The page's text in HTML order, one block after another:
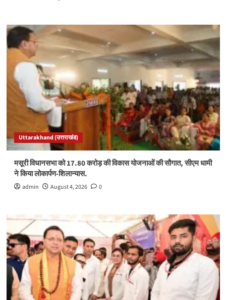
Uttarakhand (उत्तराखंड)
मसूरी विधानसभा को 17.80 करोड़ की विकास योजनाओं की सौगात, सीएम धामी
ने किया लोकार्पण-शिलान्यास.
admin August 4, 2026 0